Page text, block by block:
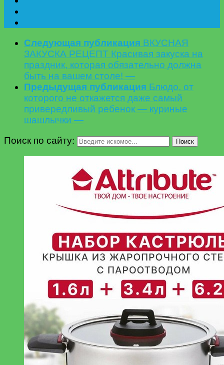
Следующая публикация ВКУСНАЯ
ЗАКУСКА РЕЦЕПТ Красивая закуска на
праздник, которая обязательно должна
быть на вашем столе! —
Предыдущая публикация Блюдо, от
которого не откажется даже самый
привередливый ребенок — куриные
шашлычки —
Поиск по сайту:
Поиск